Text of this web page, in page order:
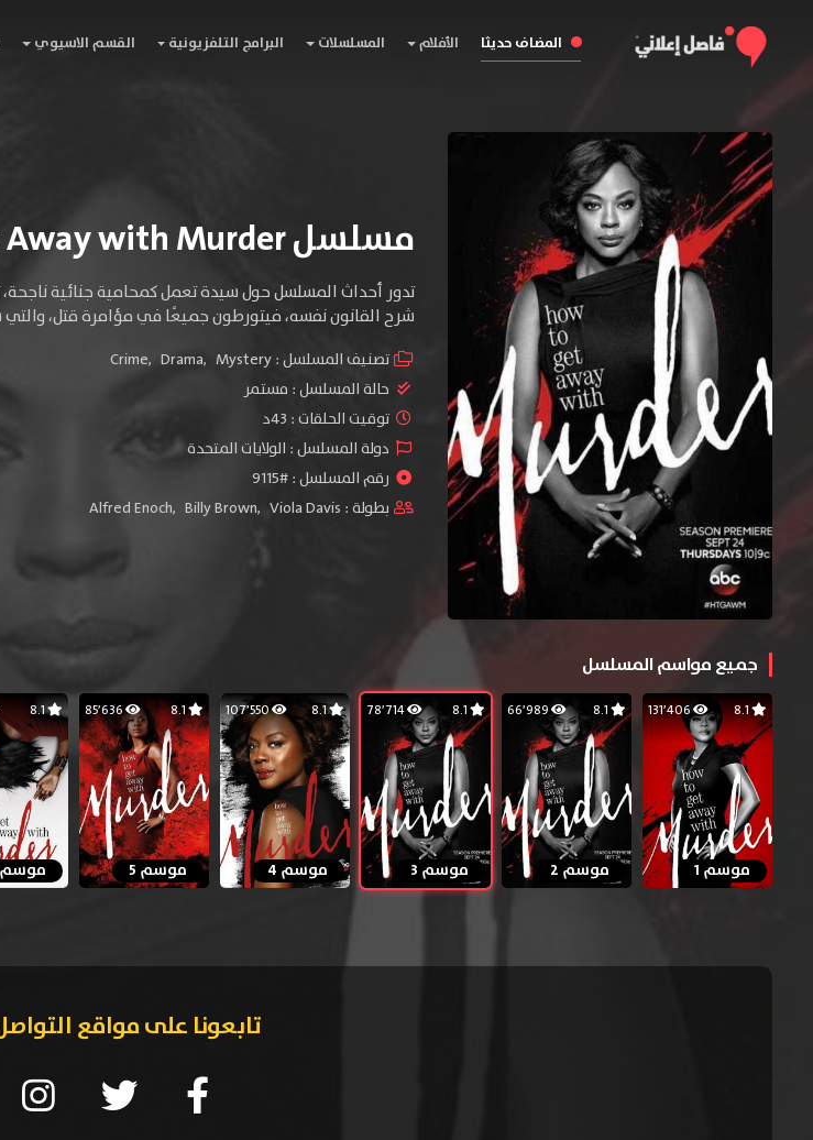
المضاف حديثا الأفلام المسلسلات البرامج التلفزيونية القسم الاسيوي
مسلسل How to Get Away with Murder الموسم الثالث
تدور أحداث المسلسل حول سيدة تعمل كمحامية جنائية
شرح القانون نفسه، فيتورطون جميعًا في مؤامرة قتل،
تصنيف المسلسل : Crime, Drama, Mystery
حالة المسلسل : مستمر
توقيت الحلقات : 43د
دولة المسلسل : الولايات المتحدة
رقم المسلسل : #9115
بطولة :
Alfred Enoch, Billy Brown, Viola Davis
جميع مواسم المسلسل
8.1
موسم 1 موسم 2 موسم 3
8.1 107٬550
موسم 4
8.1 85٬636
موسم 5
8.1
موسم 6
تابعونا على مواقع